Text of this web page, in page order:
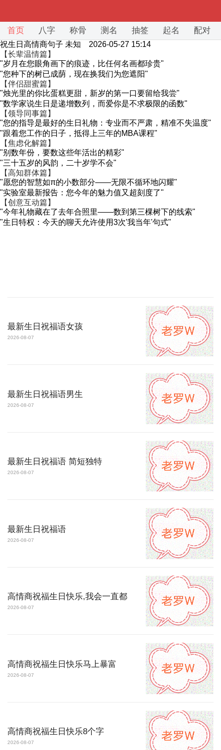
首页 八字 称骨 测名 抽签 起名 配对
祝生日高情商句子 未知 2026-05-27 15:14
【长辈温情篇】
"岁月在您眼角画下的痕迹，比任何名画都珍贵"
"您种下的树已成荫，现在换我们为您遮阳"
【伴侣甜蜜篇】
"烛光里的你比蛋糕更甜，新岁的第一口要留给我尝"
"数学家说生日是递增数列，而爱你是不求极限的函数"
【领导同事篇】
"您的指导是最好的生日礼物：专业而不严肃，精准不失温度"
"跟着您工作的日子，抵得上三年的MBA课程"
【焦虑化解篇】
"别数年份，要数这些年活出的精彩"
"三十五岁的风韵，二十岁学不会"
【高知群体篇】
"愿您的智慧如π的小数部分——无限不循环地闪耀"
"实验室最新报告：您今年的魅力值又超刻度了"
【创意互动篇】
"今年礼物藏在了去年合照里——数到第三棵树下的线索"
"生日特权：今天的聊天允许使用3次'我当年'句式"
最新生日祝福语女孩
2026-08-07
最新生日祝福语男生
2026-08-07
最新生日祝福语 简短独特
2026-08-07
最新生日祝福语
2026-08-07
高情商祝福生日快乐,我会一直都
2026-08-07
高情商祝福生日快乐马上暴富
2026-08-07
高情商祝福生日快乐8个字
2026-08-07